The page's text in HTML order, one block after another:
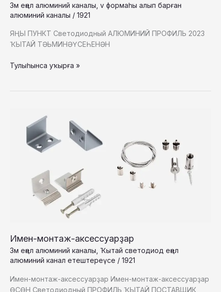
3м еңел алюминий каналы v формаһы алып барған
алюминий каналы / 1921
ЯҢЫ ПУНКТ Светодиодный АЛЮМИНИЙ ПРОФИЛЬ 2023
ҠЫТАЙ ТӘЬМИНӘҮСЕҺЕНӘН
ЯҢЫ
ҠЫТАЙҘАН
Тулыһынса уҡырға »
Имен-монтаж-аксессуарҙар
3м еңел алюминий каналы, Ҡытай светодиод еңел
алюминий канал етештереүсе / 1921
Имен-монтаж-аксессуарҙар Имен-монтаж-аксессуарҙар
ӨСӨН Светодиодный ПРОФИЛЬ ҠЫТАЙ ПОСТАВЩИК